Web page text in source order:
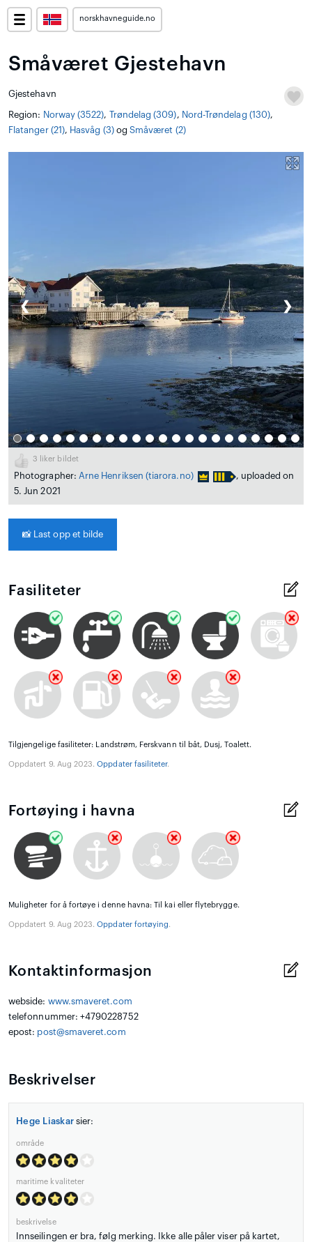
norskhavneguide.no
Småværet Gjestehavn
Gjestehavn
Region: Norway (3522), Trøndelag (309), Nord-Trøndelag (130),
Flatanger (21), Hasvåg (3)og Småværet (2)
❮ ❯
3 liker bildet
Photographer: Arne Henriksen (tiarora.no)
, uploaded on
5. Jun 2021
📸 Last opp et bilde
Fasiliteter
Tilgjengelige fasiliteter: Landstrøm, Ferskvann til båt, Dusj, Toalett.
Oppdatert 9. Aug 2023.Oppdater fasiliteter.
Fortøying i havna
Muligheter for å fortøye i denne havna: Til kai eller flytebrygge.
Oppdatert 9. Aug 2023.Oppdater fortøying.
Kontaktinformasjon
webside: www.smaveret.com
telefonnummer: +4790228752
epost: post@smaveret.com
Beskrivelser
Hege Liaskar sier:
område
maritime kvaliteter
beskrivelse
Innseilingen er bra, følg merking. Ikke alle påler viser på kartet,